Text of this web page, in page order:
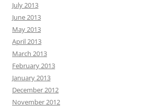
July 2013
June 2013
May 2013
April 2013
March 2013
February 2013
January 2013
December 2012
November 2012